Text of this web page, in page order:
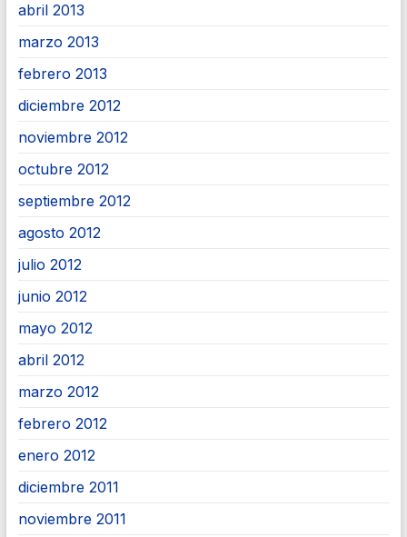
abril 2013
marzo 2013
febrero 2013
diciembre 2012
noviembre 2012
octubre 2012
septiembre 2012
agosto 2012
julio 2012
junio 2012
mayo 2012
abril 2012
marzo 2012
febrero 2012
enero 2012
diciembre 2011
noviembre 2011